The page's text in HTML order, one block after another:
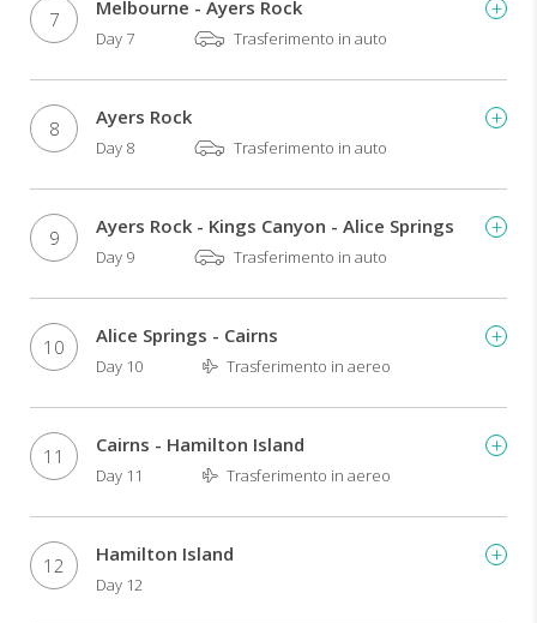
7 Melbourne - Ayers Rock
Day 7 Trasferimento in auto
8 Ayers Rock
Day 8 Trasferimento in auto
9 Ayers Rock - Kings Canyon - Alice Springs
Day 9 Trasferimento in auto
10 Alice Springs - Cairns
Day 10 Trasferimento in aereo
11 Cairns - Hamilton Island
Day 11 Trasferimento in aereo
12 Hamilton Island
Day 12